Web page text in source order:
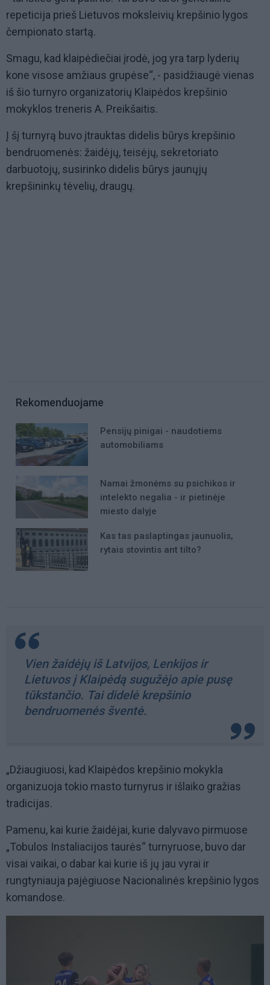
repeticija prieš Lietuvos moksleivių krepšinio lygos
čempionato startą.
Smagu, kad klaipėdiečiai įrodė, jog yra tarp lyderių
kone visose amžiaus grupėse“, - pasidžiaugė vienas
iš šio turnyro organizatorių Klaipėdos krepšinio
mokyklos treneris A. Preikšaitis.
Į šį turnyrą buvo įtrauktas didelis būrys krepšinio
bendruomenės: žaidėjų, teisėjų, sekretoriato
darbuotojų, susirinko didelis būrys jaunųjų
krepšininkų tėvelių, draugų.
Rekomenduojame
Pensijų pinigai - naudotiems
automobiliams
Namai žmonėms su psichikos ir
intelekto negalia - ir pietinėje
miesto dalyje
Kas tas paslaptingas jaunuolis,
rytais stovintis ant tilto?
Vien žaidėjų iš Latvijos, Lenkijos ir
Lietuvos į Klaipėdą sugužėjo apie pusę
tūkstančio. Tai didelė krepšinio
bendruomenės šventė.
„Džiaugiuosi, kad Klaipėdos krepšinio mokykla
organizuoja tokio masto turnyrus ir išlaiko gražias
tradicijas.
Pamenu, kai kurie žaidėjai, kurie dalyvavo pirmuose
„Tobulos Instaliacijos taurės“ turnyruose, buvo dar
visai vaikai, o dabar kai kurie iš jų jau vyrai ir
rungtyniauja pajėgiuose Nacionalinės krepšinio lygos
komandose.